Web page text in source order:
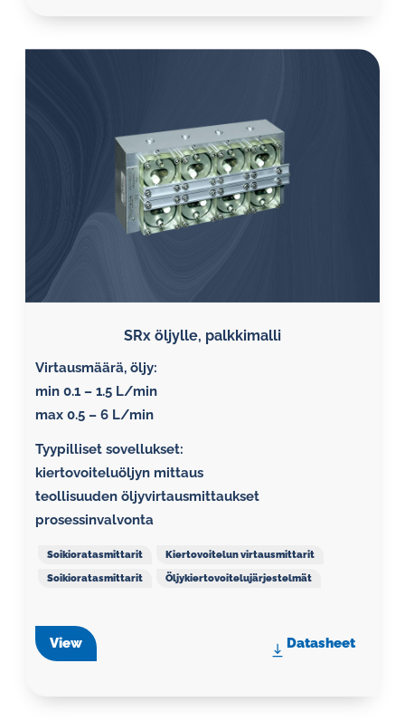
SRx öljylle, palkkimalli
Virtausmäärä, öljy:
min 0.1 – 1.5 L/min
max 0.5 – 6 L/min
Tyypilliset sovellukset:
kiertovoiteluöljyn mittaus
teollisuuden öljyvirtausmittaukset
prosessinvalvonta
Soikioratasmittarit
Kiertovoitelun virtausmittarit
Soikioratasmittarit
Öljykiertovoitelujärjestelmät
View Datasheet